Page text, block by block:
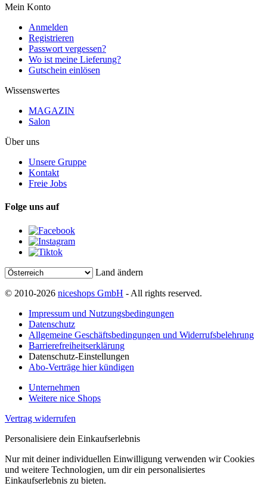
Mein Konto
Anmelden
Registrieren
Passwort vergessen?
Wo ist meine Lieferung?
Gutschein einlösen
Wissenswertes
MAGAZIN
Salon
Über uns
Unsere Gruppe
Kontakt
Freie Jobs
Folge uns auf
Land ändern
© 2010-2026 niceshops GmbH - All rights reserved.
Impressum und Nutzungsbedingungen
Datenschutz
Allgemeine Geschäftsbedingungen und Widerrufsbelehrung
Barrierefreiheitserklärung
Datenschutz-Einstellungen
Abo-Verträge hier kündigen
Unternehmen
Weitere nice Shops
Vertrag widerrufen
Personalisiere dein Einkaufserlebnis
Nur mit deiner individuellen Einwilligung verwenden wir Cookies
und weitere Technologien, um dir ein personalisiertes
Einkaufserlebnis zu bieten.